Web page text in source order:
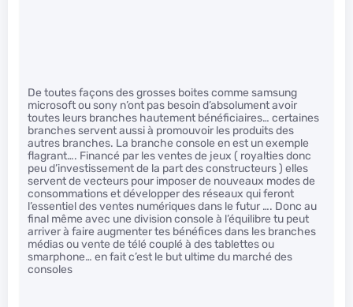
De toutes façons des grosses boites comme samsung
microsoft ou sony n’ont pas besoin d’absolument avoir
toutes leurs branches hautement bénéficiaires… certaines
branches servent aussi à promouvoir les produits des
autres branches. La branche console en est un exemple
flagrant…. Financé par les ventes de jeux ( royalties donc
peu d’investissement de la part des constructeurs ) elles
servent de vecteurs pour imposer de nouveaux modes de
consommations et développer des réseaux qui feront
l’essentiel des ventes numériques dans le futur …. Donc au
final même avec une division console à l’équilibre tu peut
arriver à faire augmenter tes bénéfices dans les branches
médias ou vente de télé couplé à des tablettes ou
smarphone… en fait c’est le but ultime du marché des
consoles